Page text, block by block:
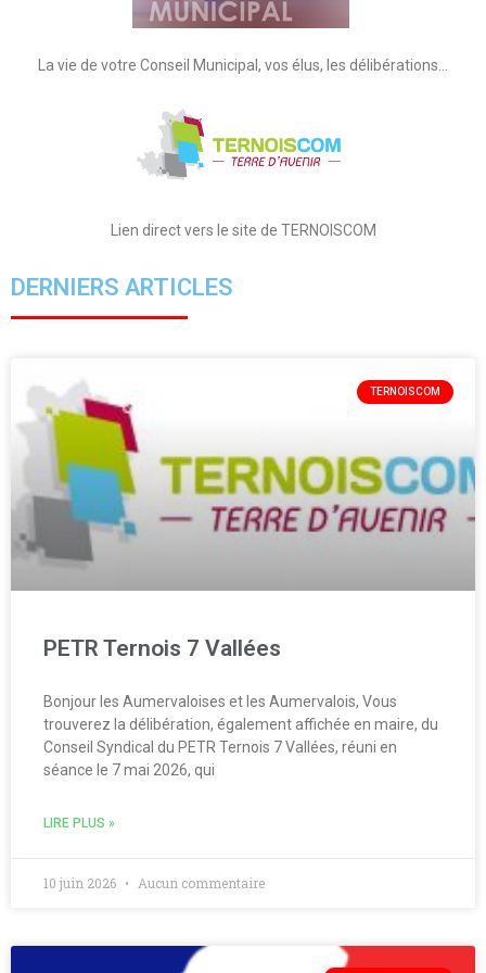
La vie de votre Conseil Municipal, vos élus, les délibérations…
Lien direct vers le site de TERNOISCOM
DERNIERS ARTICLES
TERNOISCOM
PETR Ternois 7 Vallées
Bonjour les Aumervaloises et les Aumervalois, Vous
trouverez la délibération, également affichée en maire, du
Conseil Syndical du PETR Ternois 7 Vallées, réuni en
séance le 7 mai 2026, qui
LIRE PLUS »
10 juin 2026 Aucun commentaire